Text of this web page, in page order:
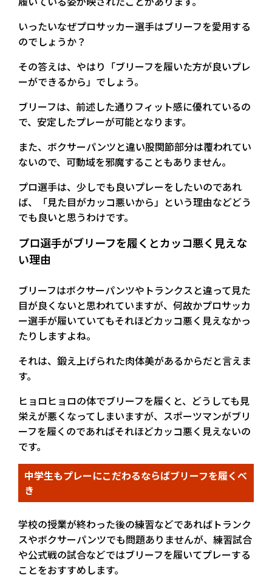
いったいなぜプロサッカー選手はブリーフを愛用する
のでしょうか？
その答えは、やはり「ブリーフを履いた方が良いプレ
ーができるから」でしょう。
ブリーフは、前述した通りフィット感に優れているの
で、安定したプレーが可能となります。
また、ボクサーパンツと違い股関節部分は覆われてい
ないので、可動域を邪魔することもありません。
プロ選手は、少しでも良いプレーをしたいのであれ
ば、「見た目がカッコ悪いから」という理由などどう
でも良いと思うわけです。
プロ選手がブリーフを履くとカッコ悪く見えな
い理由
ブリーフはボクサーパンツやトランクスと違って見た
目が良くないと思われていますが、何故かプロサッカ
ー選手が履いていてもそれほどカッコ悪く見えなかっ
たりしますよね。
それは、鍛え上げられた肉体美があるからだと言えま
す。
ヒョロヒョロの体でブリーフを履くと、どうしても見
栄えが悪くなってしまいますが、スポーツマンがブリ
ーフを履くのであればそれほどカッコ悪く見えないの
です。
中学生もプレーにこだわるならばブリーフを履くべ
き
学校の授業が終わった後の練習などであればトランク
スやボクサーパンツでも問題ありませんが、練習試合
や公式戦の試合などではブリーフを履いてプレーする
ことをおすすめします。